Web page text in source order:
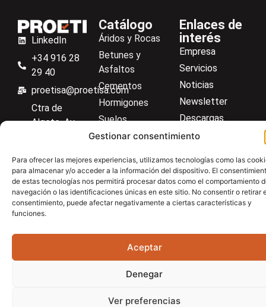
Gestionar consentimiento
Para ofrecer las mejores experiencias, utilizamos tecnologías como las
para almacenar y/o acceder a la información del dispositivo. El
de estas tecnologías nos permitirá procesar datos como el comportamiento
navegación o las identificaciones únicas en este sitio. No consentir o retirar
consentimiento, puede afectar negativamente a ciertas características y
funciones.
Aceptar
Denegar
Ver preferencias
LinkedIn
+34 916 28
29 40
proetisa@proetisa.com
Ctra de
Algete, Av
4,1, 28110
Algete,
Madrid
Catálogo
Áridos y Rocas
Betunes y
Asfaltos
Cementos
Hormigones
Suelos
Soilmatic
Material general
Enlaces de
interés
Empresa
Servicios
Noticias
Newsletter
Descargas
Contacto
Política de privacidadPolítica de cookies